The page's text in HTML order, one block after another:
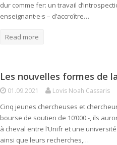
dur comme fer: un travail
enseignant·e·s – d’accroître…
Read more
Les nouvelles formes de
01.09.2021 Lovis Noah Cassaris
Cinq jeunes chercheuses et
bourse de soutien de 10’000.-, ils
à cheval entre l’Unifr et une
ainsi que leurs recherches,…